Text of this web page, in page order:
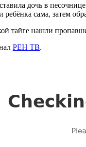
дочь в
сама, затем
тайге нашли
РЕН ТВ.